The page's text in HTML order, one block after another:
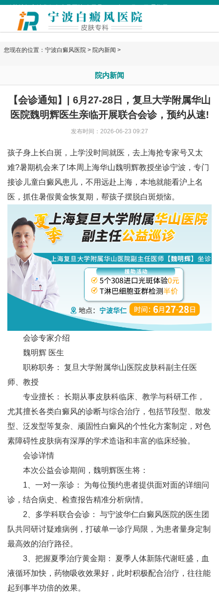
您现在的位置： 宁波白癜风医院 > 院内新闻 >
院内新闻
【会诊通知】| 6月27-28日，复旦大学附属华山
医院魏明辉医生亲临开展联合会诊，预约从速!
发布时间：2026-06-23 09:27
孩子身上长白斑，上学没时间就医，去上海抢专家号又太
难?暑期机会来了!本周上海华山魏明辉教授坐诊宁波，专门
接诊儿童白癜风患儿，不用远赴上海，本地就能看沪上名
医，抓住暑假黄金恢复期，帮孩子摆脱白斑烦恼。
会诊专家介绍
魏明辉 医生
职称职务：​ 复旦大学附属华山医院皮肤科副主任医
师、教授
专业擅长：​ 长期从事皮肤科临床、教学与科研工作，
尤其擅长各类白癜风的诊断与综合治疗，包括节段型、散发
型、泛发型等复杂、顽固性白癜风的个性化方案制定，对色
素障碍性皮肤病有深厚的学术造诣和丰富的临床经验。
会诊详情
本次公益会诊期间，魏明辉医生将：
1、一对一亲诊：​ 为每位预约患者提供面对面的详细问
诊，结合病史、检查报告精准分析病情。
2、多学科联合会诊：​ 与宁波华仁白癜风医院的医生团
队共同研讨疑难病例，打破单一诊疗局限，为患者量身定制
最高效的治疗路径。
3、把握夏季治疗黄金期：​ 夏季人体新陈代谢旺盛，血
液循环加快，药物吸收效果好，此时积极配合治疗，往往能
起到事半功倍的效果。